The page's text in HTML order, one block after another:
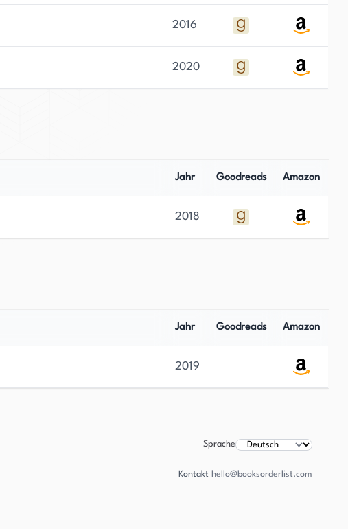
2016
2020
Jahr Goodreads Amazon
2018
Jahr Goodreads Amazon
2019
Sprache
Kontakt hello@booksorderlist.com